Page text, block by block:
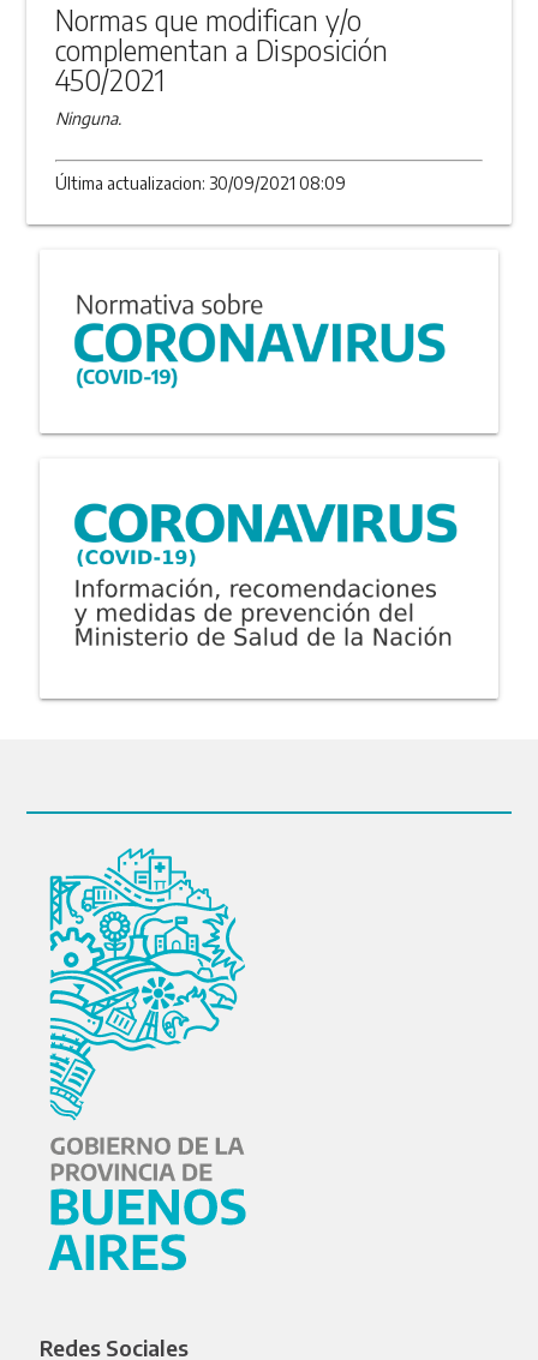
Normas que modifican y/o
complementan a Disposición
450/2021
Ninguna.
Última actualizacion: 30/09/2021 08:09
Redes Sociales